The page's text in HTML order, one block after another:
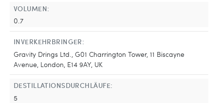
VOLUMEN:
0.7
INVERKEHRBRINGER:
Gravity Drings Ltd., G01 Charrington Tower, 11 Biscayne
Avenue, London, E14 9AY, UK
DESTILLATIONSDURCHLÄUFE:
5